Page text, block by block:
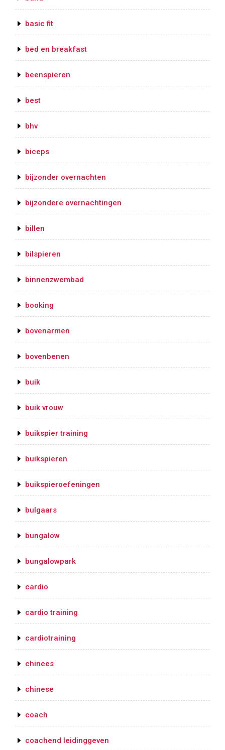
basic fit
bed en breakfast
beenspieren
best
bhv
biceps
bijzonder overnachten
bijzondere overnachtingen
billen
bilspieren
binnenzwembad
booking
bovenarmen
bovenbenen
buik
buik vrouw
buikspier training
buikspieren
buikspieroefeningen
bulgaars
bungalow
bungalowpark
cardio
cardio training
cardiotraining
chinees
chinese
coach
coachend leidinggeven